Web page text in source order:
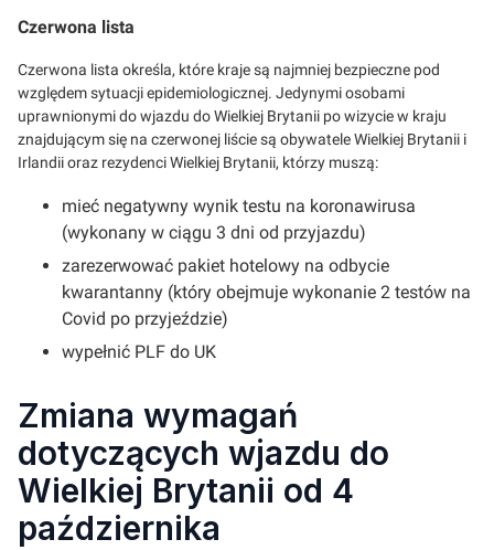
Czerwona lista
Czerwona lista określa, które kraje są najmniej bezpieczne pod
względem sytuacji epidemiologicznej. Jedynymi osobami
uprawnionymi do wjazdu do Wielkiej Brytanii po wizycie w kraju
znajdującym się na czerwonej liście są obywatele Wielkiej Brytanii i
Irlandii oraz rezydenci Wielkiej Brytanii, którzy muszą:
mieć negatywny wynik testu na koronawirusa
(wykonany w ciągu 3 dni od przyjazdu)
zarezerwować pakiet hotelowy na odbycie
kwarantanny (który obejmuje wykonanie 2 testów na
Covid po przyjeździe)
wypełnić PLF do UK
Zmiana wymagań
dotyczących wjazdu do
Wielkiej Brytanii od 4
października